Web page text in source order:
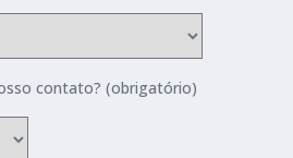
contato? (obrigatório)